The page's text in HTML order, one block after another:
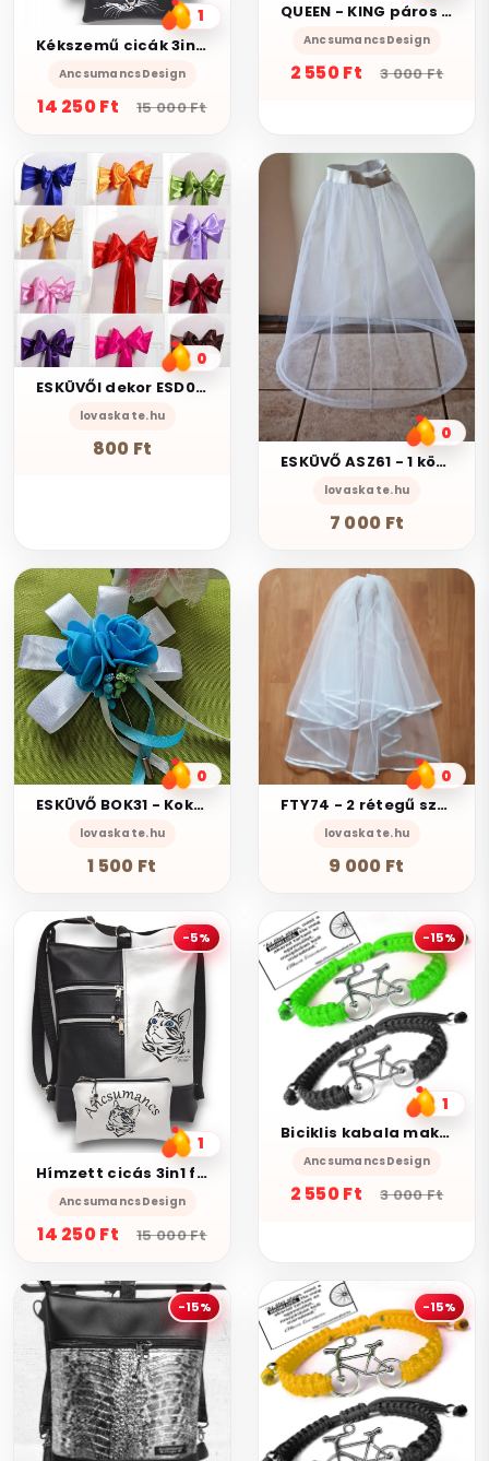
1
Kékszemű cicák 3in1 női hátizsák oldaltáska neves pénztárcával
AncsumancsDesign
14 250 Ft 15 000 Ft
QUEEN - KING páros kabala makramé karkötő szett piros fekete
AncsumancsDesign
2 550 Ft 3 000 Ft
0
ESKÜVŐI dekor ESD01 – Szatén székmasni - választható szín
lovaskate.hu
800 Ft
0
ESKÜVŐ ASZ61 - 1 körös fehér gyerek alsószoknya abroncs lépéskönnyítő
lovaskate.hu
7 000 Ft
0
ESKÜVŐ BOK31 - Kokárda típusú kitűző bokréta hab rózsákkal
lovaskate.hu
1 500 Ft
0
FTY74 - 2 rétegű szatén szélű Hófehér menyasszonyi fátyol 50-70x150cm
lovaskate.hu
9 000 Ft
-5%
1
Hímzett cicás 3in1 felemás designer hátizsák univerzális táska neves pénztárcával fekete-ezüst
AncsumancsDesign
14 250 Ft 15 000 Ft
-15%
1
Biciklis kabala makramé páros karkötő szett fekete neonzöld
AncsumancsDesign
2 550 Ft 3 000 Ft
-15% -15%